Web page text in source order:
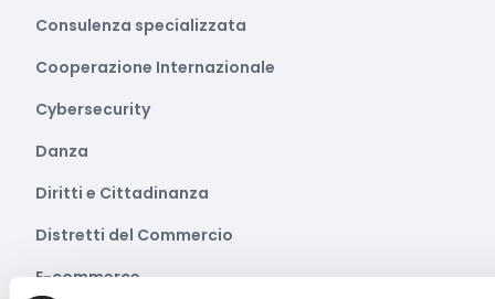
Consulenza specializzata
Cooperazione Internazionale
Cybersecurity
Danza
Diritti e Cittadinanza
Distretti del Commercio
E-commerce